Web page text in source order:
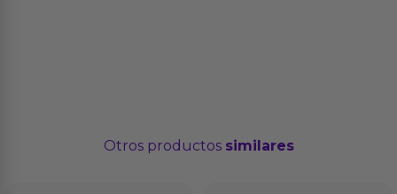
Otros productos similares